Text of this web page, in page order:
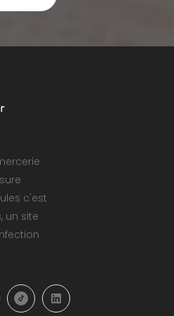
c'est
un site